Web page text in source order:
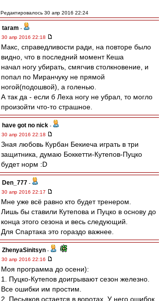
Редактировалось 30 апр 2016 22:24
taram -
30 апр 2016 22:18
Макс, справедливости ради, на повторе было
видно, что в последний момент Кеша
начал ногу убирать, смягчив столкновение, и
попал по Миранчуку не прямой
ногой(подошвой), а голенью.
А так да - если б Леха ногу не убрал, то могло
произойти что-то страшное.
have got no nick -
30 апр 2016 22:18
Зная любовь Курбан Бекиеча играть в три
защитника, думаю Боккетти-Кутепов-Пуцко
будет норм :D
Den_777 -
30 апр 2016 22:17
Мне уже всё равно кто будет тренером.
Лишь бы ставили Кутепова и Пуцко в основу до
конца этого сезона и весь следующий.
Для Спартака это гораздо важнее.
ZhenyaSinitsyn -
30 апр 2016 22:16
Моя программа до осени):
1. Пуцко-Кутепов доигрывают сезон железно.
Все ошибки им простим.
2. Песьяков остается в воротах. У него ошибок